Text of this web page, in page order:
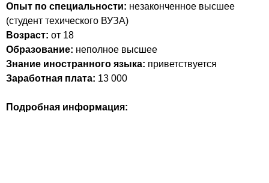
Опыт по специальности: незаконченное высшее
(студент техического ВУЗА)
Возраст: от 18
Образование: неполное высшее
Знание иностранного языка: приветствуется
Заработная плата: 13 000
Подробная информация: